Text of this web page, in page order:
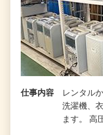
仕事内容
レンタル
洗濯機、
ます。 高